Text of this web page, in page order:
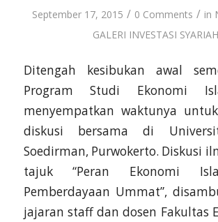
September 17, 2015 / 0 Comments / in
GALERI INVESTASI SYARIAH
Ditengah kesibukan awal
Program Studi Ekonomi
menyempatkan waktunya
diskusi bersama di
Soedirman, Purwokerto. Diskusi
tajuk “Peran Ekonomi
Pemberdayaan Ummat”,
jajaran staff dan dosen Fakultas